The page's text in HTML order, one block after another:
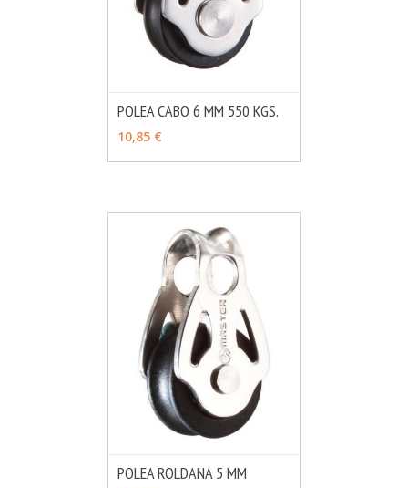
POLEA CABO 6 MM 550 KGS.
10,85 €
POLEA ROLDANA 5 MM